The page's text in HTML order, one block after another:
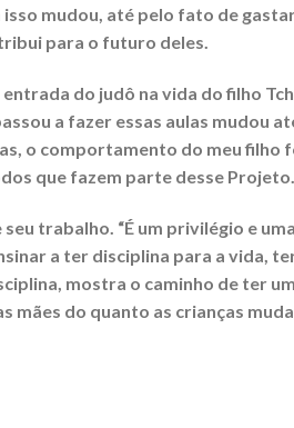
isso mudou, até pelo fato de
para o futuro deles.
do judô na vida do filho
a fazer essas aulas mudou
o comportamento do meu
que fazem parte desse Projeto.
trabalho. “É um privilégio e
a ter disciplina para a vida,
mostra o caminho de ter
mães do quanto as crianças